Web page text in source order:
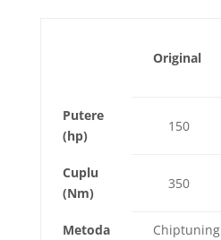
Original
Putere
(hp)
150
Cuplu
(Nm)
350
Metoda Chiptuning